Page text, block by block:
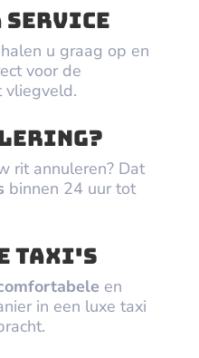
service
u graag op en
voor de
vliegveld.
rit annuleren? Dat
binnen 24 uur tot
taxi's
en
in een luxe taxi